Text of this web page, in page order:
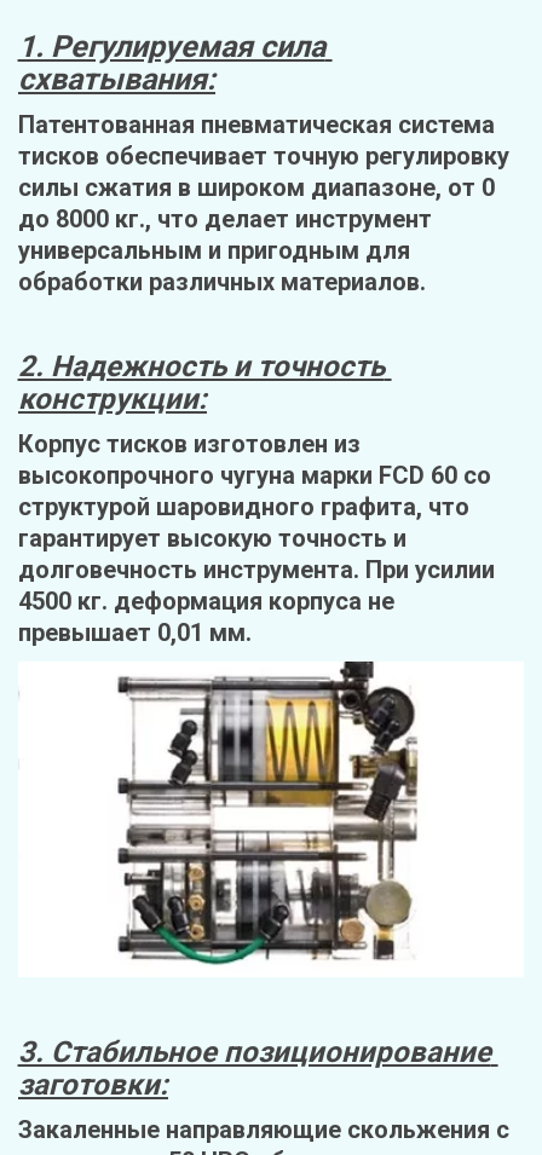
1. Регулируемая сила
схватывания:
Патентованная пневматическая система
тисков обеспечивает точную регулировку
силы сжатия в широком диапазоне, от 0
до 8000 кг., что делает инструмент
универсальным и пригодным для
обработки различных материалов.
2. Надежность и точность
конструкции:
Корпус тисков изготовлен из
высокопрочного чугуна марки FCD 60 со
структурой шаровидного графита, что
гарантирует высокую точность и
долговечность инструмента. При усилии
4500 кг. деформация корпуса не
превышает 0,01 мм.
3. Стабильное позиционирование
заготовки:
Закаленные направляющие скольжения с